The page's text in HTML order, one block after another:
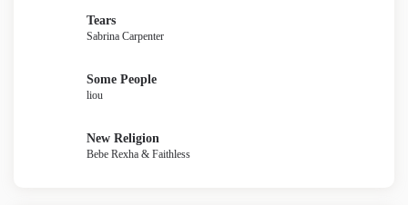
Tears
Sabrina Carpenter
Some People
liou
New Religion
Bebe Rexha & Faithless